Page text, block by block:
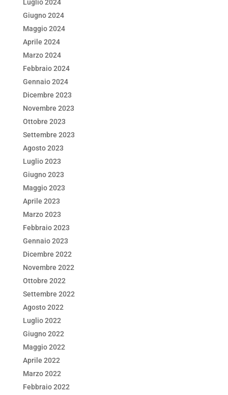
Luglio 2024
Giugno 2024
Maggio 2024
Aprile 2024
Marzo 2024
Febbraio 2024
Gennaio 2024
Dicembre 2023
Novembre 2023
Ottobre 2023
Settembre 2023
Agosto 2023
Luglio 2023
Giugno 2023
Maggio 2023
Aprile 2023
Marzo 2023
Febbraio 2023
Gennaio 2023
Dicembre 2022
Novembre 2022
Ottobre 2022
Settembre 2022
Agosto 2022
Luglio 2022
Giugno 2022
Maggio 2022
Aprile 2022
Marzo 2022
Febbraio 2022